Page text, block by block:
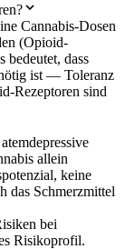
Cannabis-Dosen
(Opioid-
dass
ist — Toleranz
Rezeptoren sind
allein
keine
das Schmerzmittel
bei
Risikoprofil.